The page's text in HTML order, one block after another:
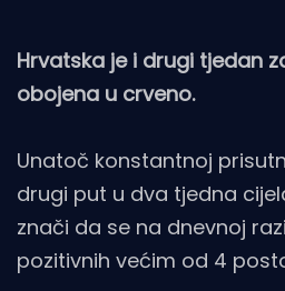
Hrvatska je i drugi tjedan
obojena u crveno.
Unatoč konstantnoj
drugi put u dva tjedna
znači da se na dnevnoj
pozitivnih većim od 4